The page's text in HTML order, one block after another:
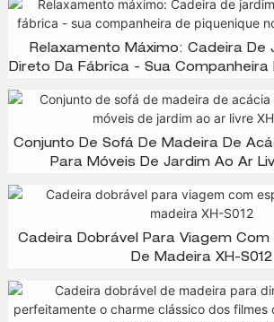
Relaxamento Máximo: Cadeira De
Direto Da Fábrica - Sua Companheira
Conjunto De Sofá De Madeira De
Para Móveis De Jardim Ao Ar
Cadeira Dobrável Para Viagem Com
De Madeira XH-S012